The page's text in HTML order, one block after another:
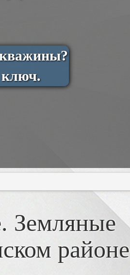
ключ.
Земляные
районе